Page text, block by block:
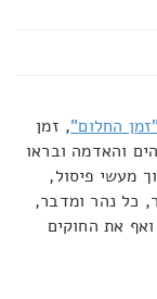
החלום", זמן
והאדמה ובראו
מעשי פיסול,
כל נהר ומדבר,
את החוקים